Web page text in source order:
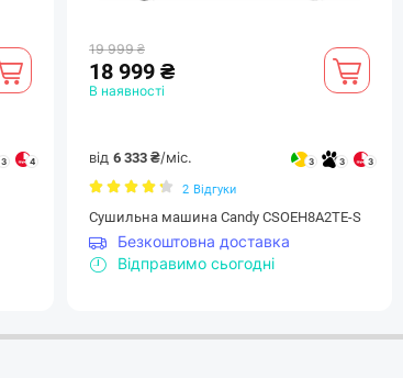
3 4
19 999 ₴
18 999 ₴
В наявності
від 6 333 ₴/міс. 3 3 3
2 Відгуки
Сушильна машина Candy CSOEH8A2TE-S
Безкоштовна доставка
Відправимо сьогодні